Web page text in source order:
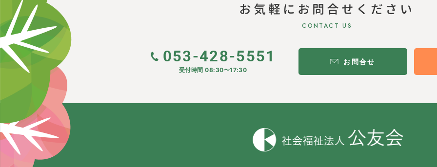
お気軽にお問合せください
CONTACT US
053-428-5551
受付時間 08:30〜17:30
お問合せ